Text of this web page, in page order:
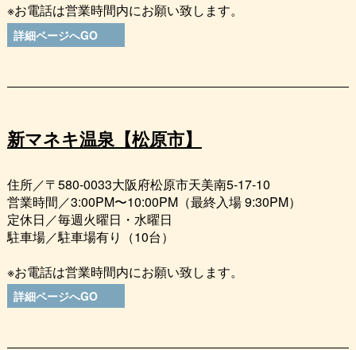
※お電話は営業時間内にお願い致します。
詳細ページへGO
新マネキ温泉【松原市】
住所／〒580-0033大阪府松原市天美南5-17-10
営業時間／3:00PM〜10:00PM（最終入場 9:30PM）
定休日／毎週火曜日・水曜日
駐車場／駐車場有り（10台）
※お電話は営業時間内にお願い致します。
詳細ページへGO